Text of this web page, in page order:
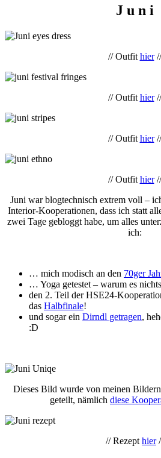
J u n i
// Outfit hier//
// Outfit hier//
// Outfit hier//
// Outfit hier//
Juni war blogtechnisch extrem voll –
Interior-Kooperationen, dass ich statt
zwei Tage gebloggt habe, um alles
ich:
… mich modisch an den 70ger
… Yoga getestet – warum es
den 2. Teil der HSE24-
das Halbfinale!
und sogar ein Dirndl getragen,
:D
Dieses Bild wurde von meinen
geteilt, nämlich diese
// Rezept hier